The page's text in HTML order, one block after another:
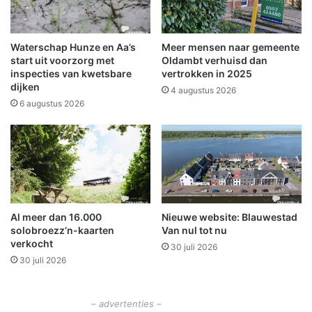
s
t
r
e
m
d
g
e
z
e
l
l
i
e
a
f
t
r
a
p
v
a
n
Waterschap Hunze en Aa’s
start uit voorzorg met
inspecties van kwetsbare
dijken
6 augustus 2026
Meer mensen naar gemeente
Oldambt verhuisd dan
vertrokken in 2025
4 augustus 2026
Al meer dan 16.000
solobroezz’n-kaarten
verkocht
30 juli 2026
Nieuwe website: Blauwestad
Van nul tot nu
30 juli 2026
– advertenties –